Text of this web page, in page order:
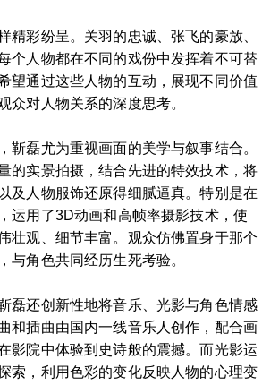
精彩纷呈。关羽的忠诚、张飞的豪放、
人物都在不同的戏份中发挥着不可替
望通过这些人物的互动，展现不同价值
众对人物关系的深度思考。
靳磊尤为重视画面的美学与叙事结合。
的实景拍摄，结合先进的特效技术，将
及人物服饰还原得细腻逼真。特别是在
运用了3D动画和高帧率摄影技术，使
壮观、细节丰富。观众仿佛置身于那个
与角色共同经历生死考验。
磊还创新性地将音乐、光影与角色情感
和插曲由国内一线音乐人创作，配合画
影院中体验到史诗般的震撼。而光影运
索，利用色彩的变化反映人物的心理变